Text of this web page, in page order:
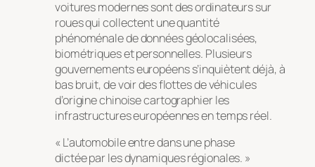
voitures modernes sont des ordinateurs sur
roues qui collectent une quantité
phénoménale de données géolocalisées,
biométriques et personnelles. Plusieurs
gouvernements européens s’inquiètent déjà, à
bas bruit, de voir des flottes de véhicules
d’origine chinoise cartographier les
infrastructures européennes en temps réel.
« L’automobile entre dans une phase
dictée par les dynamiques régionales. »